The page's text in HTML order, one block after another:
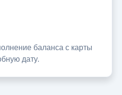
баланса с карты
дату.